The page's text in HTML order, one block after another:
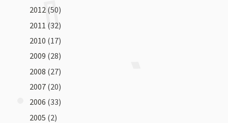
2012 (50)
2011 (32)
2010 (17)
2009 (28)
2008 (27)
2007 (20)
2006 (33)
2005 (2)